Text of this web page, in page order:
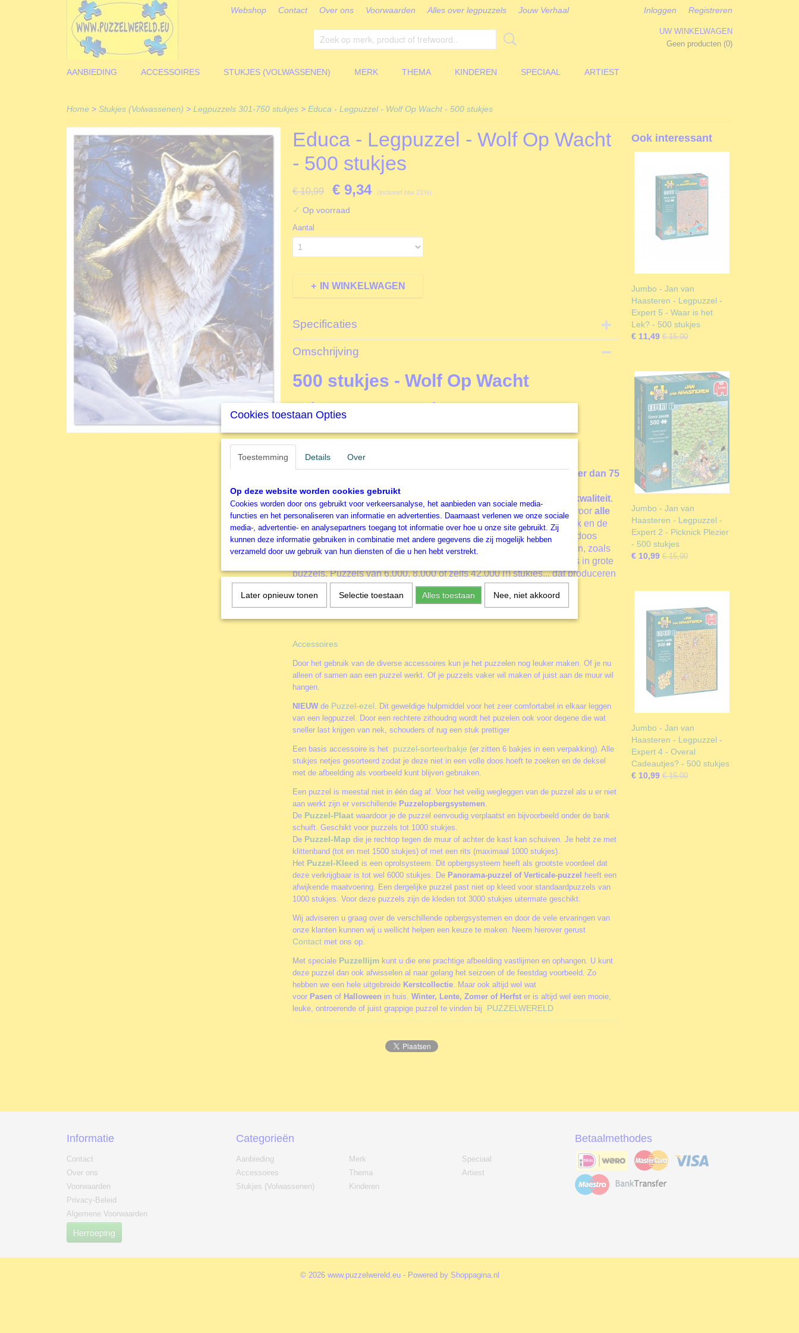
Webshop Contact Over ons Voorwaarden Alles over legpuzzels Jouw Verhaal Inloggen Registreren
UW WINKELWAGEN
Geen producten (0)
AANBIEDING ACCESSOIRES STUKJES (VOLWASSENEN) MERK THEMA KINDEREN SPECIAAL ARTIEST
Home > Stukjes (Volwassenen) > Legpuzzels 301-750 stukjes > Educa - Legpuzzel - Wolf Op Wacht - 500 stukjes
Educa - Legpuzzel - Wolf Op Wacht
- 500 stukjes
€ 10,99 € 9,34 (inclusief btw 21%)
✓ Op voorraad
Aantal
IN WINKELWAGEN
Specificaties
Productcode
EAN code
Formaat gelegde puzzel
48x34 cm
Omschrijving
500 stukjes - Wolf Op Wacht
Educa Legpuzzel
De oorsprong van Educa (Borras) gaat terug tot
toonaangevend merk in educatieve games en
meer dan 75
landen
over de hele wereld, en is daarmee een
categorieën Puzzels en Spellen. Het merk Educa staat garant voor
kwaliteit.
De Educa catalogus biedt een enorm
rijk assortiment legpuzzels voor alle
leeftijden
, en dat in een combinatie van hun prestigieuze eigen merk en de
meest populaire licenties. En dankzij degratis puzzellijmdie in de doos
meegeleverd wordt, kan je je puzzel gemakkelijk lijmen en ophangen, zoals
. Het is ook een merk dat gespecialiseerd is in grote
puzzels. Puzzels van 6.000, 8.000 of zelfs 42.000 (!) stukjes... dat produceren
ze met gemak!
Deze legpuzzel van Educa WolfOp Wacht telt 500 stukjes.
Accessoires
Door het gebruik van de diverse accessoires kun je het puzzelen nog leuker maken. Of je nu
alleen of samen aan een puzzel werkt. Of je puzzels vaker wil maken of juist aan de muur wil
hangen.
NIEUW de Puzzel-ezel. Dit geweldige hulpmiddel voor het zeer comfortabel in elkaar leggen
van een legpuzzel. Door een rechtere zithoudng wordt het puzelen ook voor degene die wat
sneller last krijgen van nek, schouders of rug een stuk prettiger
Een basis accessoire is het puzzel-sorteerbakje (er zitten 6 bakjes in een verpakking). Alle
stukjes netjes gesorteerd zodat je deze niet in een volle doos hoeft te zoeken en de deksel
met de afbeelding als voorbeeld kunt blijven gebruiken.
Een puzzel is meestal niet in één dag af. Voor het veilig wegleggen van de puzzel als u er niet
aan werkt zijn er verschillende Puzzelopbergsystemen.
De Puzzel-Plaat waardoor je de puzzel eenvoudig verplaatst en bijvoorbeeld onder de bank
schuift. Geschikt voor puzzels tot 1000 stukjes.
De Puzzel-Map die je rechtop tegen de muur of achter de kast kan schuiven. Je hebt ze met
klittenband (tot en met 1500 stukjes) of met een rits (maximaal 1000 stukjes).
Het Puzzel-Kleed is een oprolsysteem. Dit opbergsysteem heeft als grootste voordeel dat
deze verkrijgbaar is tot wel 6000 stukjes. De Panorama-puzzel of Verticale-puzzel
heeft een
afwijkende maatvoering. Een dergelijke puzzel past niet op kleed voor standaardpuzzels van
1000 stukjes. Voor deze puzzels zijn de kleden tot 3000 stukjes uitermate geschikt.
Wij adviseren u graag over de verschillende opbergsystemen en door de vele ervaringen van
onze klanten kunnen wij u wellicht helpen een keuze te maken. Neem hierover gerust
Contact met ons op.
Met speciale Puzzellijm kunt u die ene prachtige afbeelding vastlijmen en ophangen. U kunt
deze puzzel dan ook afwisselen al naar gelang het seizoen of de feestdag voorbeeld. Zo
hebben we een hele uitgebreide Kerstcollectie. Maar ook altijd wel wat
voor Pasen of Halloween in huis. Winter, Lente, Zomer of Herfst er is altijd wel een mooie,
leuke, ontroerende of juist grappige puzzel te vinden bij PUZZELWERELD
Ook interessant
Jumbo - Jan van
Haasteren - Legpuzzel -
Expert 5 - Waar is het
Lek? - 500 stukjes
€ 11,49 € 15,00
Jumbo - Jan van
Haasteren - Legpuzzel -
Expert 2 - Picknick Plezier
- 500 stukjes
€ 10,99 € 15,00
Jumbo - Jan van
Haasteren - Legpuzzel -
Expert 4 - Overal
Cadeautjes? - 500 stukjes
€ 10,99 € 15,00
Informatie
Contact
Over ons
Voorwaarden
Privacy-Beleid
Algemene Voorwaarden
Herroeping
Categorieën
Aanbieding
Accessoires
Stukjes (Volwassenen)
Merk
Thema
Kinderen
Speciaal
Artiest
Betaalmethodes
© 2026 www.puzzelwereld.eu - Powered by Shoppagina.nl
Cookies toestaan Opties
Toestemming Details Over
Op deze website worden cookies gebruikt
Cookies worden door ons gebruikt voor verkeersanalyse, het aanbieden van sociale media-
functies en het personaliseren van informatie en advertenties. Daarnaast verlenen we onze sociale
media-, advertentie- en analysepartners toegang tot informatie over hoe u onze site gebruikt. Zij
kunnen deze informatie gebruiken in combinatie met andere gegevens die zij mogelijk hebben
verzameld door uw gebruik van hun diensten of die u hen hebt verstrekt.
Later opnieuw tonen Selectie toestaan Alles toestaan Nee, niet akkoord